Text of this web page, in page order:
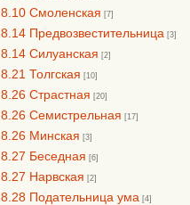
8.10 Смоленская [7]
8.14 Предвозвестительница [3]
8.14 Силуанская [2]
8.21 Толгская [10]
8.26 Страстная [20]
8.26 Семистрельная [17]
8.26 Минская [3]
8.27 Беседная [6]
8.27 Нарвская [2]
8.28 Подательница ума [4]